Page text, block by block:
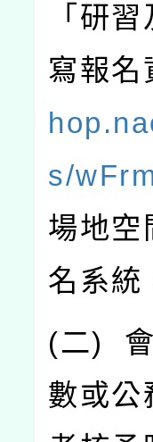
「研
寫報名
s/
場地空
名系統
(二)
數或公